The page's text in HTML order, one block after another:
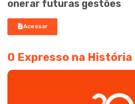
onerar futuras gestões
Acessar
O Expresso na História